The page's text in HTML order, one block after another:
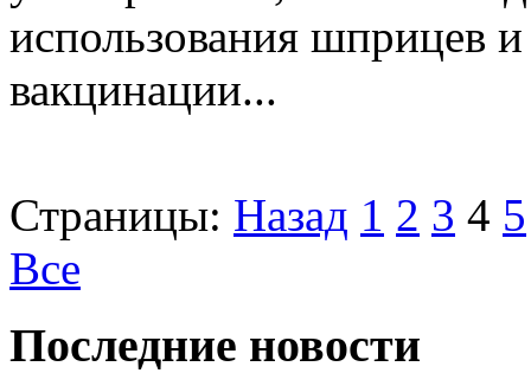
использования шприцев
вакцинации...
Страницы: Назад 1 2 3 4 5
Все
Последние новости